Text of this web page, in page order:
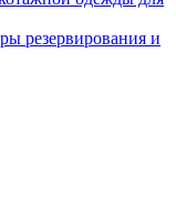
резервирования и